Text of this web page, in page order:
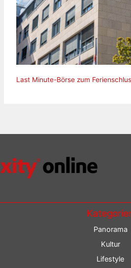
Last Minute-Börse zum
Panorama
Kultur
Lifestyle